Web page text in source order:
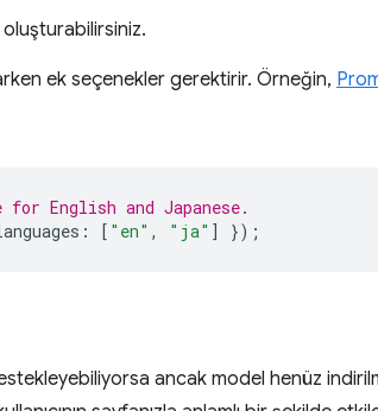
ek seçenekler gerektirir. Örneğin,
English and Japanese.
: [ "en" , "ja" ] });
ancak model henüz